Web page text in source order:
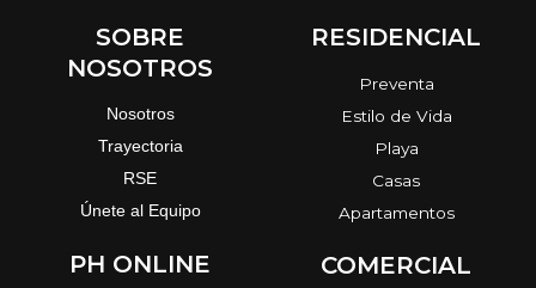
SOBRE
NOSOTROS
Nosotros
Trayectoria
RSE
Únete al Equipo
PH ONLINE
RESIDENCIAL
Preventa
Estilo de Vida
Playa
Casas
Apartamentos
COMERCIAL